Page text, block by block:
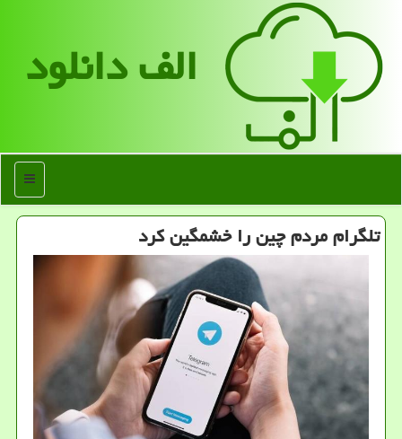
الف دانلود
منو
تلگرام مردم چین را خشمگین کرد